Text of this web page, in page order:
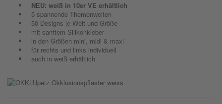
NEU: weiß in 10er VE erhältlich
5 spannende Themenwelten
50 Designs je Welt und Größe
mit sanftem Silikonkleber
in den Größen mini, midi & maxi
für rechts und links individuell
auch in weiß erhältlich